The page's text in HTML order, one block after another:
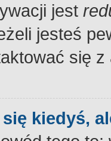
jest
jesteś
się
się kiedyś,